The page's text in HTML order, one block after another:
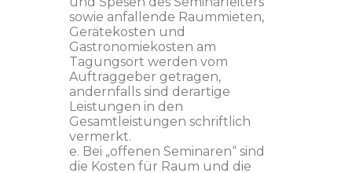
sowie anfallende Raummieten,
Gerätekosten und
Gastronomiekosten am
Tagungsort werden vom
Auftraggeber getragen,
andernfalls sind derartige
Leistungen in den
Gesamtleistungen schriftlich
vermerkt.
e. Bei „offenen Seminaren“ sind
die Kosten für Raum und die